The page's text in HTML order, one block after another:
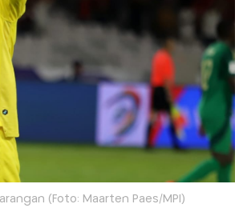
(Foto: Maarten Paes/MPI)